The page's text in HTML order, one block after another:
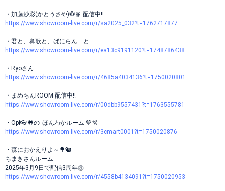
・加藤沙彩(かとうさや)🥋🎀 配信中!!
https://www.showroom-live.com/r/sa2025_032?t=1762717877
・君と、鼻歌と、ばにらん と
https://www.showroom-live.com/r/ea13c9191120?t=1748786438
・Ryoさん
https://www.showroom-live.com/r/4685a4034136?t=1750020801
・まめちんROOM 配信中!!
https://www.showroom-live.com/r/00dbb9557431?t=1763555781
・Opi👓🐸の_ほんわかルーム 💚🫧
https://www.showroom-live.com/r/3cmart0001?t=1750020876
・森におかえりよ～🌳🐿
ちまきさんルーム
2025年3月9日で配信3周年㊗️
https://www.showroom-live.com/r/4558b4134091?t=1750020953